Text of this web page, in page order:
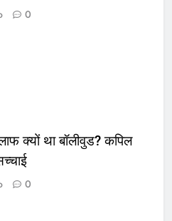
0
क्यों था बॉलीवुड? कपिल
0